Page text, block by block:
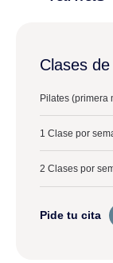
Clases
Pilates (primera
1 Clase por
2 Clases por
Pide tu cita